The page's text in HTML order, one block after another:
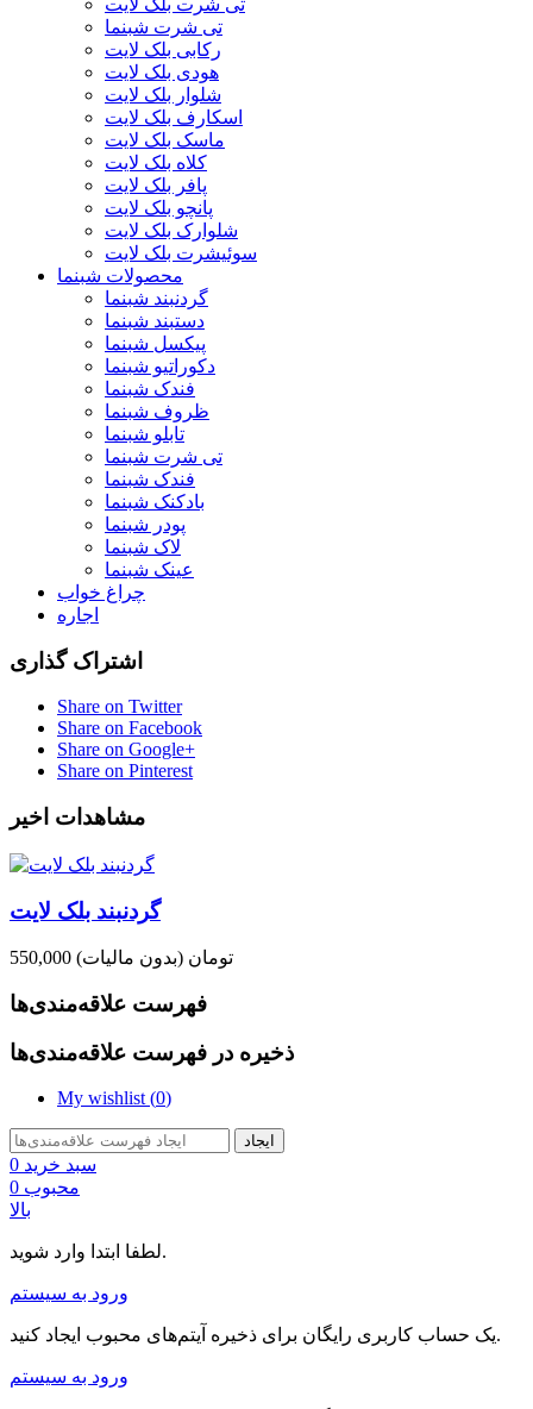
تی شرت بلک لایت
تی شرت شبنما
رکابی بلک لایت
هودی بلک لایت
شلوار بلک لایت
اسکارف بلک لایت
ماسک بلک لایت
کلاه بلک لایت
پافر بلک لایت
پانچو بلک لایت
شلوارک بلک لایت
سوئیشرت بلک لایت
محصولات شبنما
گردنبند شبنما
دستبند شبنما
پیکسل شبنما
دکوراتیو شبنما
فندک شبنما
ظروف شبنما
تابلو شبنما
تی شرت شبنما
فندک شبنما
بادکنک شبنما
پودر شبنما
لاک شبنما
عینک شبنما
چراغ خواب
اجاره
اشتراک گذاری
Share on Twitter
Share on Facebook
Share on Google+
Share on Pinterest
مشاهدات اخیر
گردنبند بلک لایت
550,000 تومان (بدون مالیات)
فهرست علاقه‌مندی‌ها
ذخیره در فهرست علاقه‌مندی‌ها
My wishlist (0)
ایجاد
سبد خرید 0
محبوب 0
بالا
لطفا ابتدا وارد شوید.
ورود به سیستم
یک حساب کاربری رایگان برای ذخیره آیتم‌های محبوب ایجاد کنید.
ورود به سیستم